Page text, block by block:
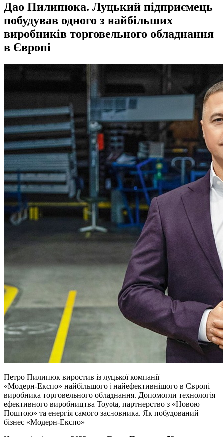
Дао Пилипюка. Луцький підприємець
побудував одного з найбільших
виробників торговельного обладнання
в Європі
Петро Пилипюк виростив із луцької компанії
«Модерн‑Експо» найбільшого і найефективнішого в Європі
виробника торговельного обладнання. Допомогли технологія
ефективного виробництва Toyota, партнерство з «Новою
Поштою» та енергія самого засновника. Як побудований
бізнес «Модерн‑Експо»